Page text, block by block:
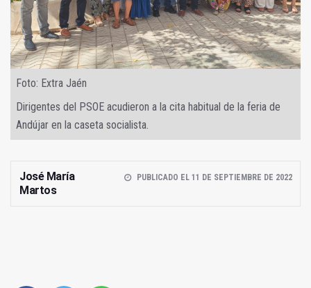
Foto: Extra Jaén
Dirigentes del PSOE acudieron a la cita habitual de la feria de
Andújar en la caseta socialista.
José María
Martos
PUBLICADO EL 11 DE SEPTIEMBRE DE 2022